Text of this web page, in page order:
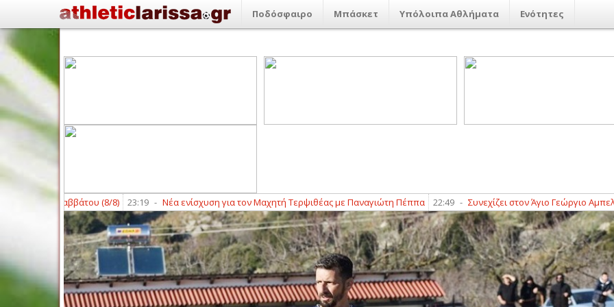
Ποδόσφαιρο Μπάσκετ Υπόλοιπα Αθλήματα Ενότητες
του Σαββάτου (8/8) 23:19 Νέα ενίσχυση για τον Μαχητή Τερψιθέας με Παναγιώτη Πέππα 22:49 Συνεχίζει στον Άγιο Γεώργιο